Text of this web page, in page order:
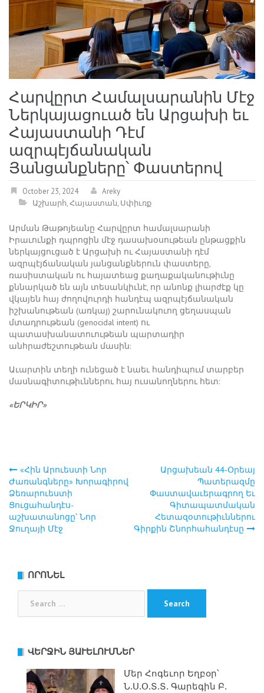
Հարվըրտ Համալսարանին Մէջ
Ներկայացուած են Արցախի եւ
Հայաստանի Դէմ
ազրպէյճանական
Յանցանքները՝ Փաստերով
October 23, 2024
Areky
Աշխարհ,Հայաստան, Սփիւռք
Արման Թաթոյեանը Հարվըրտ համալսարանի
Իրաւունքի դպրոցին մէջ դասախօսութեան ընթացքին
ներկայցուցած է Արցախի ու Հայաստանի դէմ
ազրպէյճանական յանցանքներուն փաստերը,
ռասիստական ու հայատեաց քաղաքականութիւնը
քննարկած են այն տեսանկիւնէ, որ անոնք լիարժէք կը
վկայեն հայ ժողովուրդի հանդէպ ազրպէյճանական
իշխանութեան (առկայ) շարունակուող ցեղասպան
մտադրութեան (genocidal intent) ու
պատասխանատուութեան պարտադիր
անհրաժեշտութեան մասին:
Աւարտին տեղի ունեցած է նաեւ հանդիպում տարբեր
մասնագիտութիւններու հայ ուսանողներու հետ:
«ԵՐԿԻՐ»
Post
navigation
«Հին Արուեստի Նոր
Ժառանգները» Խորագիրով
Ձեռարուեստի
Ցուցահանդէս-
աշխատանոցը՝ Նոր
Ջուղայի Մէջ
Արցախեան 44-Օրեայ
Պատերազմը
Փաստավաւերագրող Եւ
Գիտապատմական
Հետազօտութիւններու
Գիրքին Շնորհահանդէսը
ՈՐՈՆԵԼ
ՎԵՐՋԻՆ ՅԱՒԵԼՈՒՄՆԵՐ
Մեր Հոգեւոր Եղբօր՝
Ն.Ս.Օ.Տ.Տ. Գարեգին Բ.